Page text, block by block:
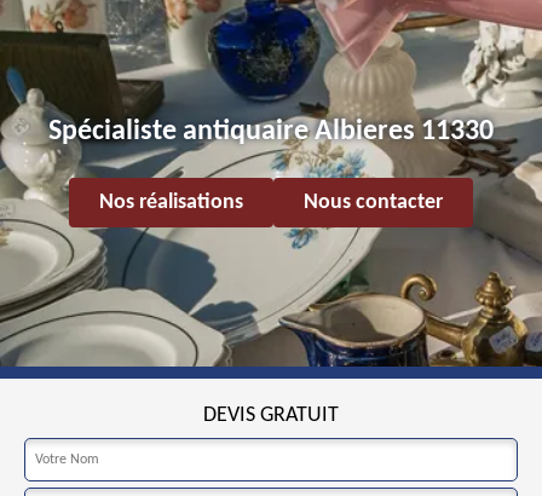
Spécialiste antiquaire Albieres 11330
Nos réalisations Nous contacter
DEVIS GRATUIT